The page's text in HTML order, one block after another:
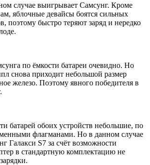
случае выигрывает Самсунг. Кроме
яблочные девайсы боятся сильных
поэтому быстро теряют заряд и нередко
по ёмкости батареи очевидно. Но
снова приходит небольшой размер
железо. Поэтому явного победителя в
батарей обоих устройств небольшие, по
флагманами. Но в данном случае
Галакси S7 за счёт возможности
в стандартную комплектацию не